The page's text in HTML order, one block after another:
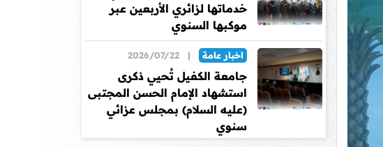
خدماتها لزائري الأربعين عبر
موكبها السنوي
اخبار عامة |
2026/07/22
جامعة الكفيل تُحيي ذكرى
استشهاد الإمام الحسن المجتبى
(عليه السلام) بمجلس عزائي
سنوي